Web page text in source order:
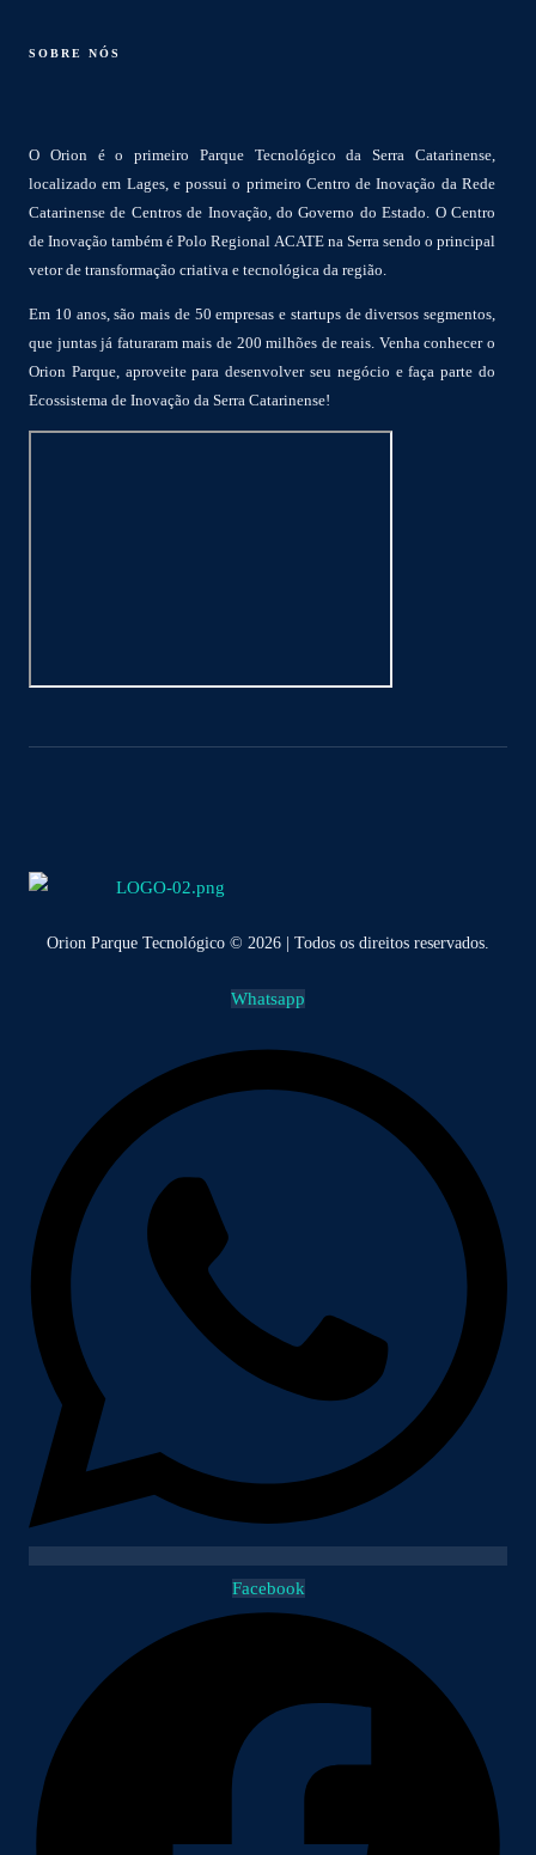
SOBRE NÓS
O Orion é o primeiro Parque Tecnológico da Serra Catarinense,
localizado em Lages, e possui o primeiro Centro de Inovação da Rede
Catarinense de Centros de Inovação, do Governo do Estado. O Centro
de Inovação também é Polo Regional ACATE na Serra sendo o principal
vetor de transformação criativa e tecnológica da região.
Em 10 anos, são mais de 50 empresas e startups de diversos segmentos,
que juntas já faturaram mais de 200 milhões de reais. Venha conhecer o
Orion Parque, aproveite para desenvolver seu negócio e faça parte do
Ecossistema de Inovação da Serra Catarinense!
Orion Parque Tecnológico © 2026 | Todos os direitos reservados.
Whatsapp
Facebook